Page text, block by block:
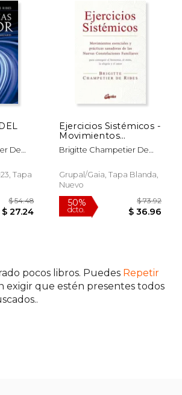
$ 30.28
50%
dcto. $
De
Tapa
Ejercicios Sistémicos -
Movimientos
Esenciales y Prácticas
Sanadoras de las
Constelaciones
Familiares
Brigitte Champetier De
Grupal/Gaia, Tapa Blanda,
Nuevo
pocos libros. Puedes Repetir
exigir que estén presentes todos